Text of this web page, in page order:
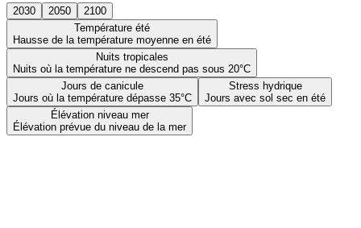
2030 2050
2100
Température été
Hausse de la température moyenne en été
Nuits tropicales
Nuits où la température ne descend pas sous 20°C
Jours de canicule
Jours où la température dépasse 35°C
Stress hydrique
Jours avec sol sec en été
Élévation niveau mer
Élévation prévue du niveau de la mer